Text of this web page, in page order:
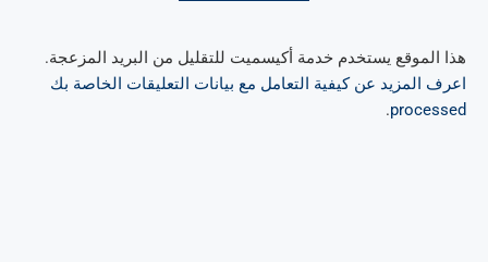
هذا الموقع يستخدم خدمة أكيسميت للتقليل من البريد المزعجة.
اعرف المزيد عن كيفية التعامل مع بيانات التعليقات الخاصة بك
processed
.